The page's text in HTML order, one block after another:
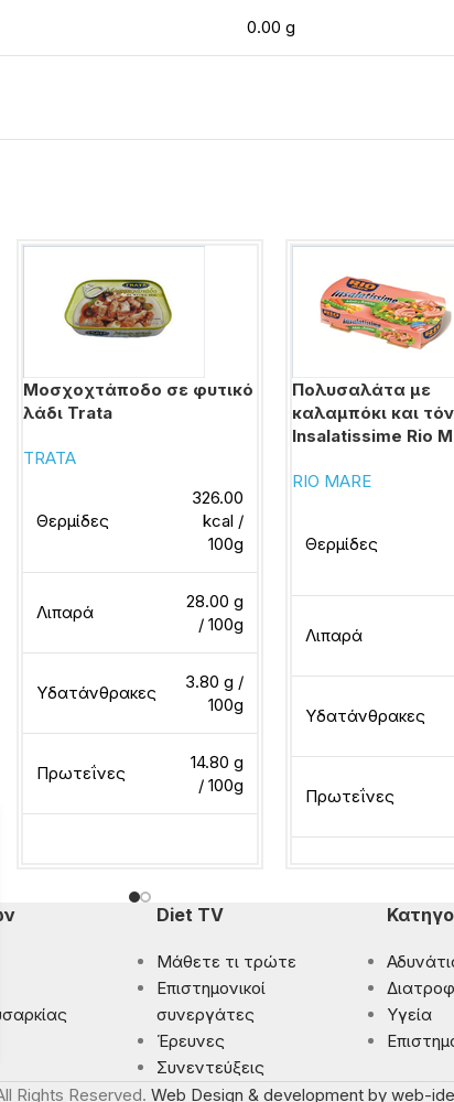
0.00 g
Μοσχοχτάποδο σε φυτικό
λάδι Trata
TRATA
Θερμίδες
326.00
kcal /
100g
Λιπαρά
28.00 g
/ 100g
Υδατάνθρακες
3.80 g /
100g
Πρωτεΐνες
14.80 g
/ 100g
Πολυσαλάτα με
καλαμπόκι και
Insalatissime Rio
RIO MARE
Θερμίδες
Λιπαρά
Υδατάνθρακες
Πρωτεΐνες
Diet TV
Μάθετε τι τρώτε
Eπιστημονικοί
συνεργάτες
Έρευνες
Συνεντεύξεις
Υγεία
Rights Reserved. Web Design & development by web-